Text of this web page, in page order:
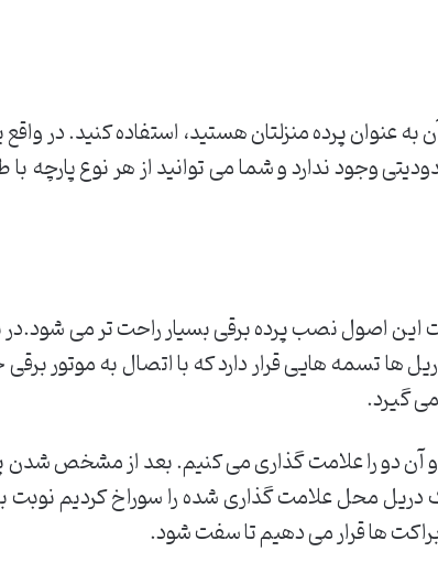
عنوان پرده منزلتان هستید، استفاده کنید. در واقع
وجود ندارد و شما می توانید از هر نوع پارچه با
این اصول نصب پرده برقی بسیار راحت تر می
ها تسمه هایی قرار دارد که با اتصال به موتور
گیرد.
آن دو را علامت گذاری می کنیم. بعد از مشخص شدن
محل علامت گذاری شده را سوراخ کردیم نوبت
ها قرار می دهیم تا سفت شود.